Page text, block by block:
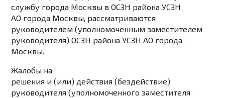
службу города Москвы в ОСЗН района УСЗН
АО города Москвы, рассматриваются
руководителем (уполномоченным заместителем
руководителя) ОСЗН района УСЗН АО города
Москвы.
Жалобы на
решения и (или) действия (бездействие)
руководителя (уполномоченного заместителя